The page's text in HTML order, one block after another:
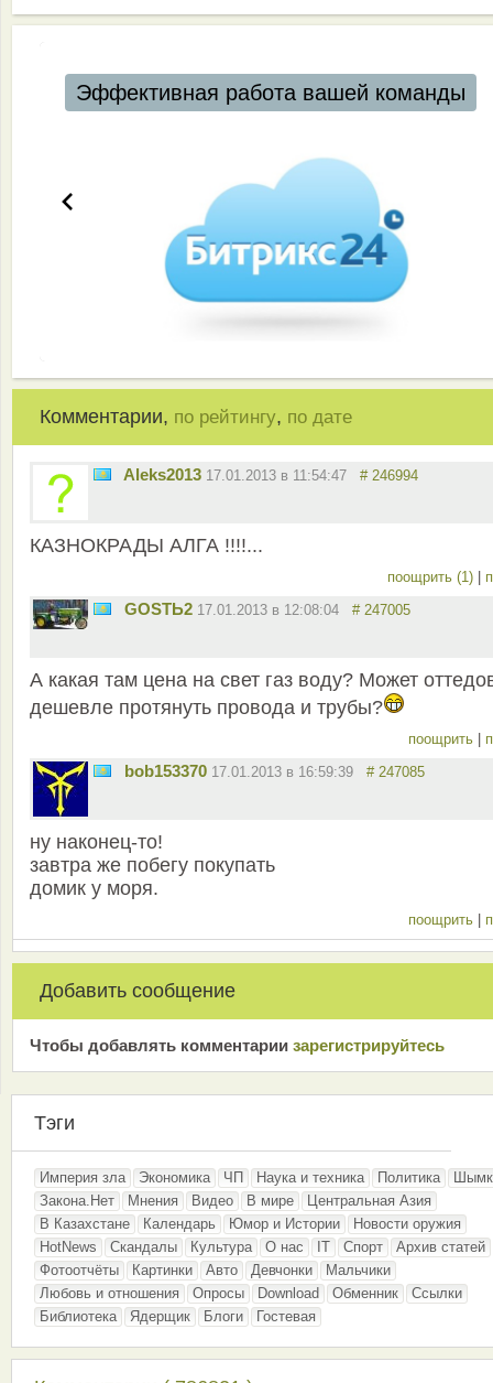
Эффективная работа вашей команды
Комментарии, по рейтингу, по дате
Aleks2013 17.01.2013 в 11:54:47 # 246994
КАЗНОКРАДЫ АЛГА !!!!...
поощрить (1)
GOSTЬ2 17.01.2013 в 12:08:04 # 247005
А какая там цена на свет газ воду? Может
дешевле протянуть провода и трубы?
поощрить
bob153370 17.01.2013 в 16:59:39 # 247085
ну наконец-то!
завтра же побегу покупать
домик у моря.
поощрить
Добавить сообщение
Чтобы добавлять комментарии зарeгиcтрирyйтeсь
Тэги
Империя зла Экономика ЧП Наука и техника Политика
Закона.Нет
Мнения Видео В мире
Центральная Азия
В Казахстане
Календарь Юмор и Истории
Новости оружия
HotNews
Скандалы Культура О нас IT Спорт
Архив статей
Фотоотчёты
Картинки Авто Девчонки
Мальчики
Любовь и отношения
Опросы Download Обменник
Ссылки
Библиотека
Ядерщик Блоги Гостевая